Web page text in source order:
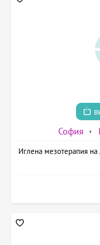
София
Иглена мезотерапия